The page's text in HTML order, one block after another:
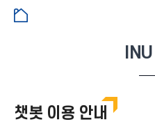
챗봇 이용 안내